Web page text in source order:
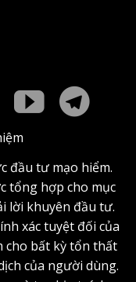
đầu tư mạo hiểm.
tổng hợp cho mục
lời khuyên đầu tư.
xác tuyệt đối của
cho bất kỳ tổn thất
của người dùng.